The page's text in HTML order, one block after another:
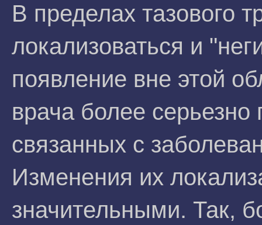
В пределах тазового
локализоваться и
появление вне этой
врача более
связанных с
Изменения их
значительными. Так,